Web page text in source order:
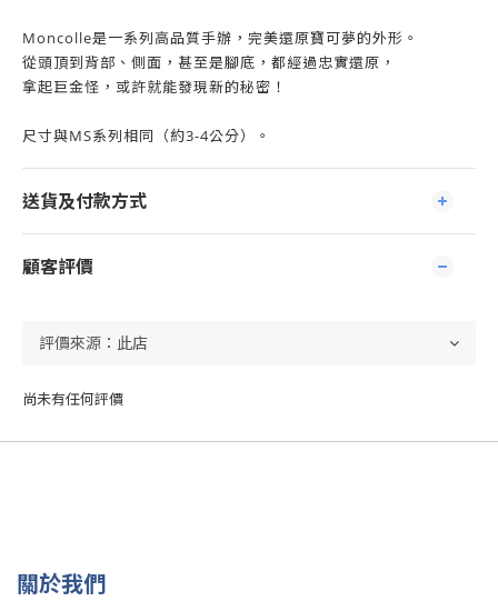
Moncolle是一系列高品質手辦，完美還原寶可夢的外形。
從頭頂到背部、側面，甚至是腳底，都經過忠實還原，
拿起巨金怪，或許就能發現新的秘密！
尺寸與MS系列相同（約3-4公分）。
送貨及付款方式
顧客評價
尚未有任何評價
關於我們